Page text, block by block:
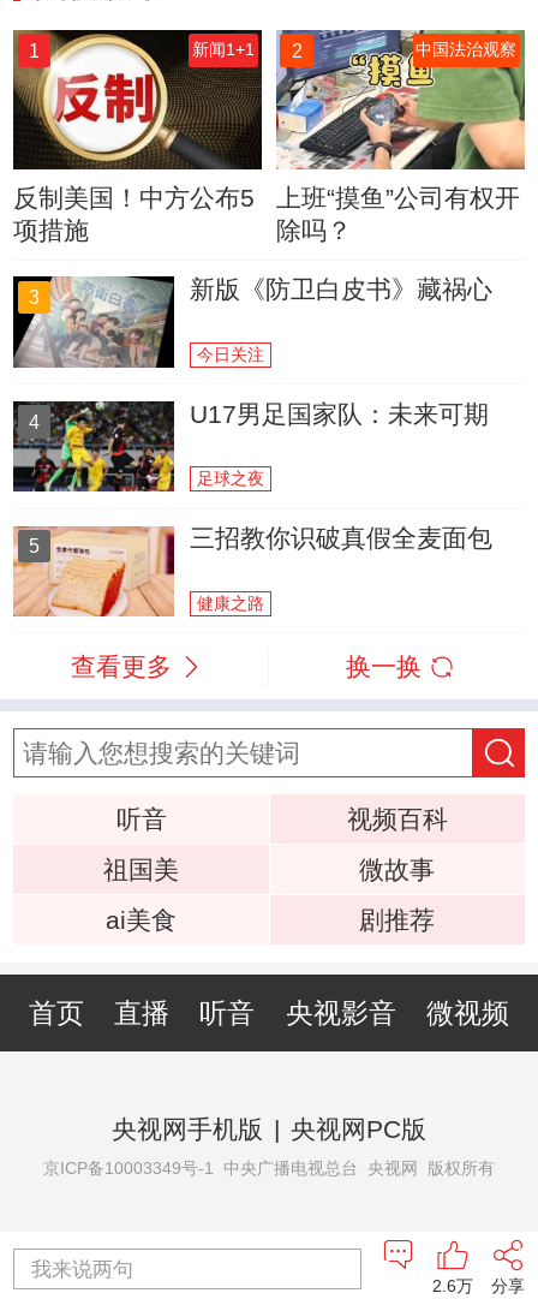
1 新闻1+1
反制美国！中方公布5
项措施
2 中国法治观察
上班“摸鱼”公司有权开
除吗？
3 新版《防卫白皮书》藏祸心
今日关注
4 U17男足国家队：未来可期
足球之夜
5 三招教你识破真假全麦面包
健康之路
查看更多 换一换
听音
视频百科
祖国美
微故事
ai美食
剧推荐
首页 直播 听音 央视影音 微视频
央视网手机版 | 央视网PC版
京ICP备10003349号-1 中央广播电视总台 央视网 版权所有
我来说两句
分享
2.6万